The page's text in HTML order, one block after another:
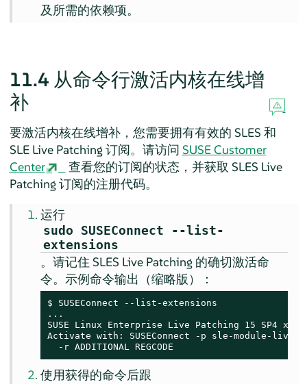
及所需的依赖项。
11.4 从命令行激活内核在线增
补
要激活内核在线增补，您需要拥有有效的 SLES 和
SLE Live Patching 订阅。请访问 SUSE Customer
Center
查看您的订阅的状态，并获取 SLES Live
Patching 订阅的注册代码。
运行
sudo SUSEConnect --list-
extensions
。请记住 SLES Live Patching 的确切激活命
令。示例命令输出（缩略版）：
$ SUSEConnect --list-extensions
...
SUSE Linux Enterprise Live Patching 15 SP4
Activate with: SUSEConnect -p sle-module-live-
  -r ADDITIONAL REGCODE
使用获得的命令后跟